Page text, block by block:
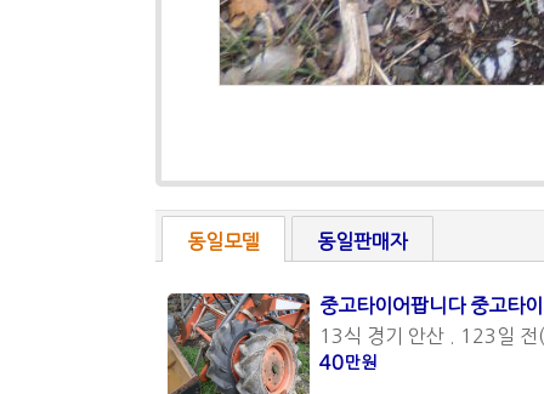
동일모델 동일판매자
중고타이어팝니다 중고타
13식 경기 안산 . 123일
40만원